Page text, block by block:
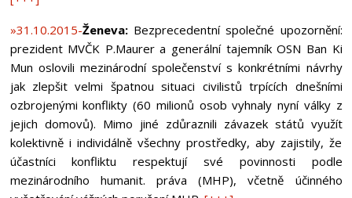
»31.10.2015-Ženeva: Bezprecedentní společné upozornění:
prezident MVČK P.Maurer a generální tajemník OSN Ban Ki
Mun oslovili mezinárodní společenství s konkrétními návrhy
jak zlepšit velmi špatnou situaci civilistů trpících dnešními
ozbrojenými konflikty (60 milionů osob vyhnaly nyní války z
jejich domovů). Mimo jiné zdůraznili závazek států využít
kolektivně i individálně všechny prostředky, aby zajistily, že
účastníci konfliktu respektují své povinnosti podle
mezinárodního humanit. práva (MHP), včetně účinného